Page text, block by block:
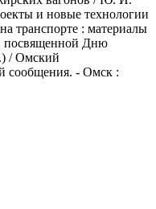
и новые технологии
транспорте : материалы
посвященной Дню
/ Омский
сообщения. - Омск :